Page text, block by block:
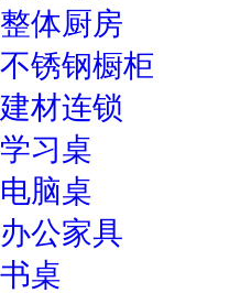
整体厨房
不锈钢橱柜
建材连锁
学习桌
电脑桌
办公家具
书桌